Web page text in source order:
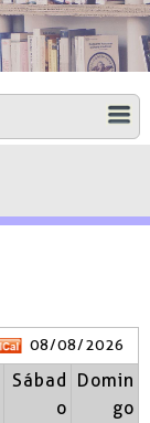
08/08/2026
Sábad
o
Domin
go